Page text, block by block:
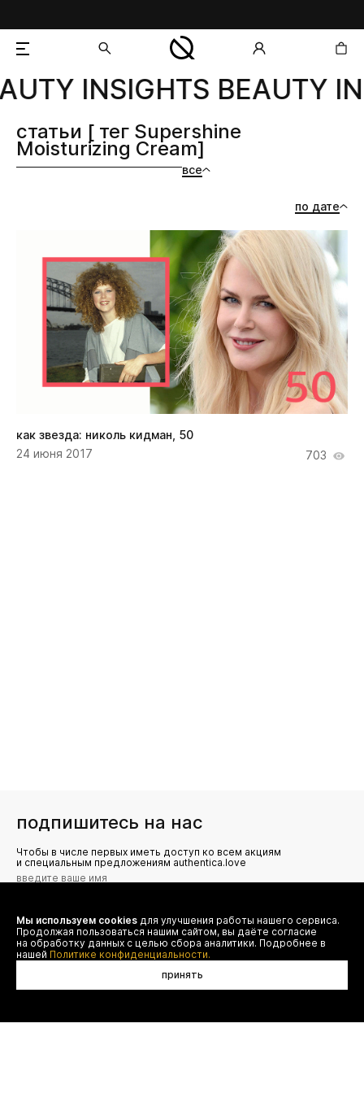
добавлен в корзину
INSIGHTS BEAUTY
все
статьи [ тег Supershine
Moisturizing Cream]
по дате
как звезда: николь кидман, 50
24 июня 2017
703
подпишитесь на нас
Чтобы в числе первых иметь доступ ко всем акциям
и специальным предложениям authentica.love
Я даю согласие на сбор, обработку и хранение моих
персональных данных (имя, email, телефон) для получения
рекламных и информационных рассылок от ООО 'БТ
Юнайтед', а также ознакомлен(а) с
Политикой конфиденциальности
Мы используем cookies для улучшения работы нашего сервиса.
Продолжая пользоваться нашим сайтом, вы даёте согласие
на обработку данных с целью сбора аналитики. Подробнее в
нашей Политике конфиденциальности.
принять